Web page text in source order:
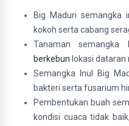
Big Maduri semangka
kokoh serta cabang
Tanaman semangka
berkebun lokasi dataran
Semangka Inul Big
bakteri serta fusarium
Pembentukan buah
kondisi cuaca tidak